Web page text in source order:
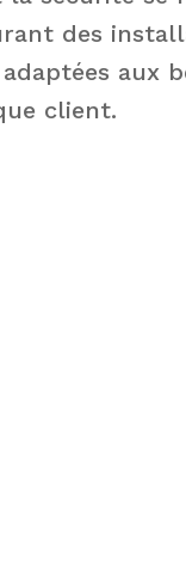
des
aux
client.